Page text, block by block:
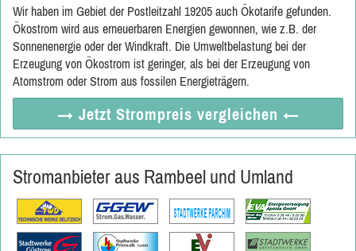
Wir haben im Gebiet der Postleitzahl 19205 auch Ökotarife gefunden.
Ökostrom wird aus erneuerbaren Energien gewonnen, wie z.B. der
Sonnenenergie oder der Windkraft. Die Umweltbelastung bei der
Erzeugung von Ökostrom ist geringer, als bei der Erzeugung von
Atomstrom oder Strom aus fossilen Energieträgern.
→ Jetzt Strompreis vergleichen ←
Stromanbieter aus Rambeel und Umland